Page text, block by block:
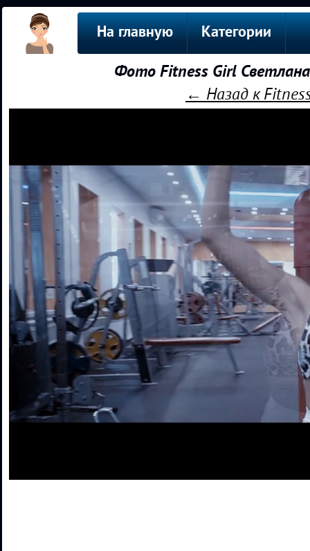
На главную Категории
Фото Fitness Girl
← Назад к